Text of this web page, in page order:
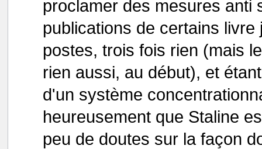
proclamer des mesures anti
publications de certains
postes, trois fois rien (mais
rien aussi, au début), et
d'un système
heureusement que Staline
peu de doutes sur la façon